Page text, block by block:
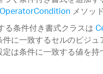
メソッ
条件付き書式クラスは
に一致するセルのビジ
は条件に一致する値を